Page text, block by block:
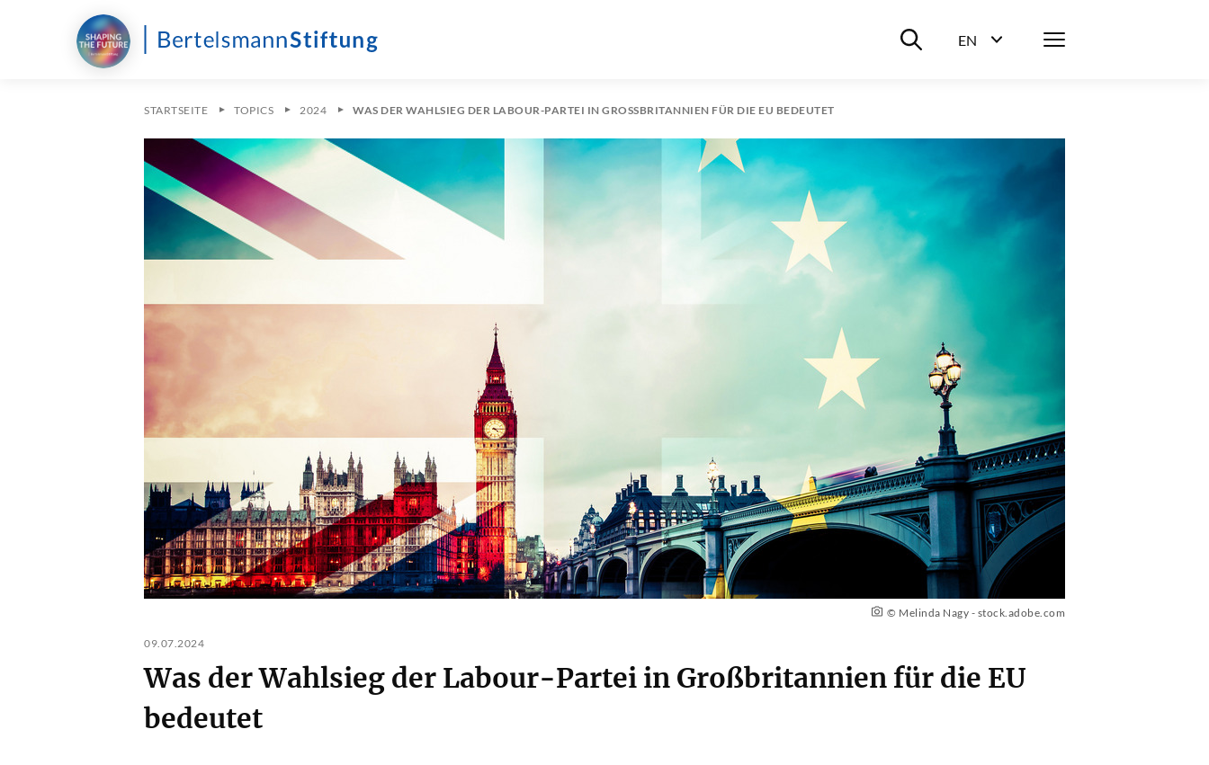
Suche ein-/ausblenden
EN
Menü
STARTSEITE TOPICS 2024 WAS DER WAHLSIEG DER LABOUR-PARTEI IN GROSSBRITANNIEN FÜR DIE EU BEDEUTET
© Melinda Nagy - stock.adobe.com
09.07.2024
Was der Wahlsieg der Labour-Partei in Großbritannien für die EU
bedeutet